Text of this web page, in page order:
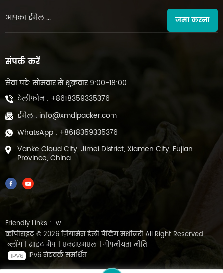
जमा करना
संपर्क करें
सेवा घंटे: सोमवार से शुक्रवार 9:00-18:00
टेलीफोन : +8618359335376
ईमेल : info@xmdlpacker.com
WhatsApp : +8618359335376
Vanke Cloud City, Jimei District, Xiamen City, Fujian
Province, China
Friendly Links : w
कॉपीराइट © 2026 ज़ियामेन डेली पैकिंग मशीनरी All Right Reserved.
ब्लॉग | साइट मैप | एक्सएमएल | गोपनीयता नीति
IPv6 नेटवर्क समर्थित